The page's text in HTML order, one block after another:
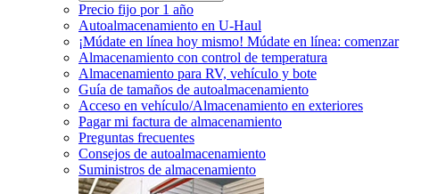
Precio fijo por 1 año
Autoalmacenamiento en U-Haul
¡Múdate en línea hoy mismo! Múdate en línea: comenzar
Almacenamiento con control de temperatura
Almacenamiento para RV, vehículo y bote
Guía de tamaños de autoalmacenamiento
Acceso en vehículo/Almacenamiento en exteriores
Pagar mi factura de almacenamiento
Preguntas frecuentes
Consejos de autoalmacenamiento
Suministros de almacenamiento